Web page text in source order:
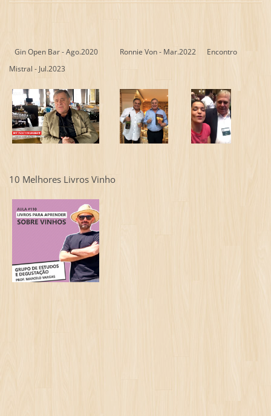
Gin Open Bar - Ago.2020
Ronnie Von - Mar.2022 Encontro
Mistral - Jul.2023
10 Melhores Livros Vinho